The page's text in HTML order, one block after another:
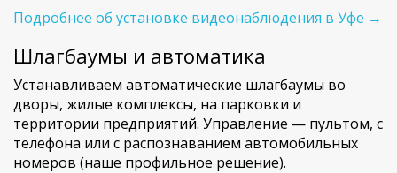
Подробнее об установке видеонаблюдения в Уфе →
Шлагбаумы и автоматика
Устанавливаем автоматические шлагбаумы во
дворы, жилые комплексы, на парковки и
территории предприятий. Управление — пультом, с
телефона или с распознаванием автомобильных
номеров (наше профильное решение).